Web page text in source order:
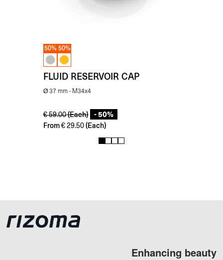
50% 50%
FLUID RESERVOIR CAP
Ø 37 mm - M34x4
€59.00(Each) - 50%
From€29.50 (Each)
1 2 3 4
Enhancing beauty